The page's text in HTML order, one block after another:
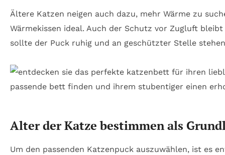
Ältere Katzen neigen auch dazu, mehr Wärme zu
Wärmekissen ideal. Auch der Schutz vor Zugluft
sollte der Puck ruhig und an geschützter Stelle
Alter der Katze bestimmen als
Um den passenden Katzenpuck auszuwählen, ist es